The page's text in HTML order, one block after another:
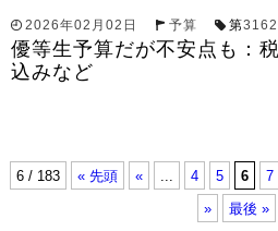
2026年02月02日 予算 第3162
優等生予算だが不安点も：
込みなど
6 / 183 « 先頭 « ... 4 5 6 7
»
最後 »